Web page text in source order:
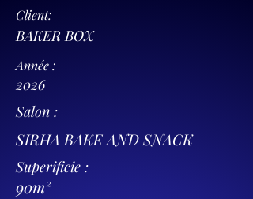
Client:
BAKER BOX
Année :
2026
Salon :
SIRHA BAKE AND SNACK
Superificie :
90m²